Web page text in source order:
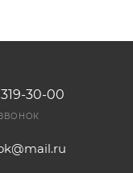
30-00